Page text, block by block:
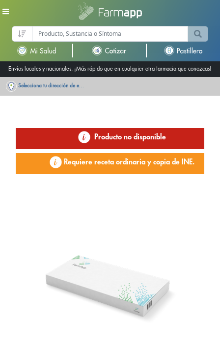
Envíos locales y nacionales. ¡Más rápido que en cualquier otra farmacia que conozcas!
Selecciona tu dirección de entrega
Producto no disponible
Requiere receta ordinaria y copia de INE.